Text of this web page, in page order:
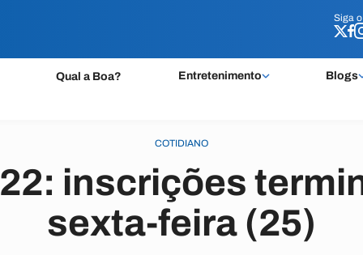
Siga
Qual a Boa? Entretenimento Blogs
Siga
COTIDIANO
inscrições
sexta-feira (25)